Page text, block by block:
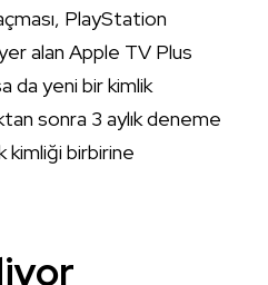
PlayStation
alan Apple TV Plus
da yeni bir kimlik
sonra 3 aylık deneme
birbirine